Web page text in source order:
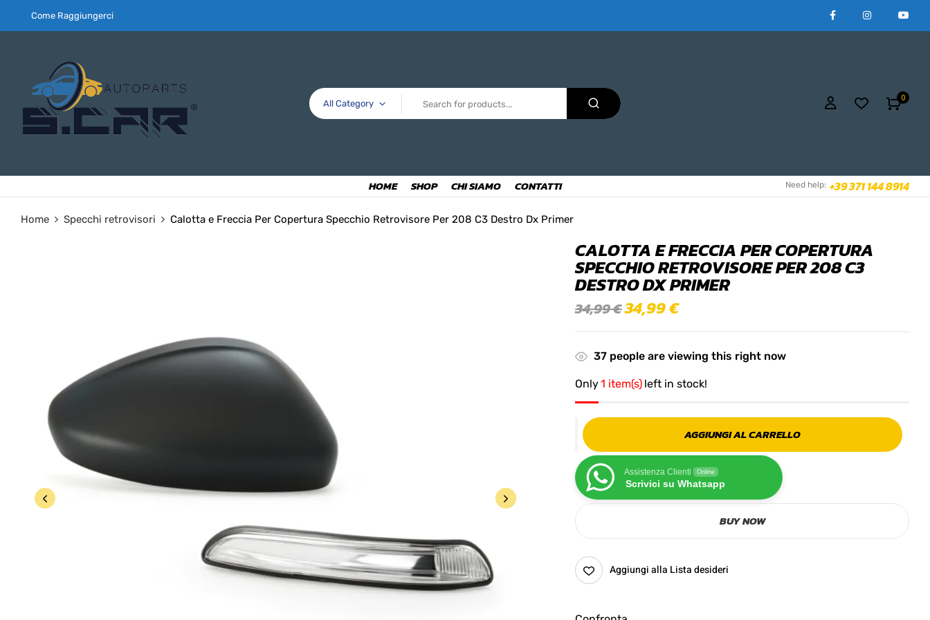
Come Raggiungerci
All Category
0
HOME SHOP CHI SIAMO CONTATTI Need help: +39 371 144 8914
Home Specchi retrovisori Calotta e Freccia Per Copertura Specchio Retrovisore Per 208 C3 Destro Dx Primer
CALOTTA E FRECCIA PER COPERTURA
SPECCHIO RETROVISORE PER 208 C3
DESTRO DX PRIMER
34,99€34,99€
37 people are viewing this right now
Only1 item(s) left in stock!
AGGIUNGI AL CARRELLO
Assistenza Clienti Online
Scrivici su Whatsapp
BUY NOW
Aggiungi alla Lista desideri